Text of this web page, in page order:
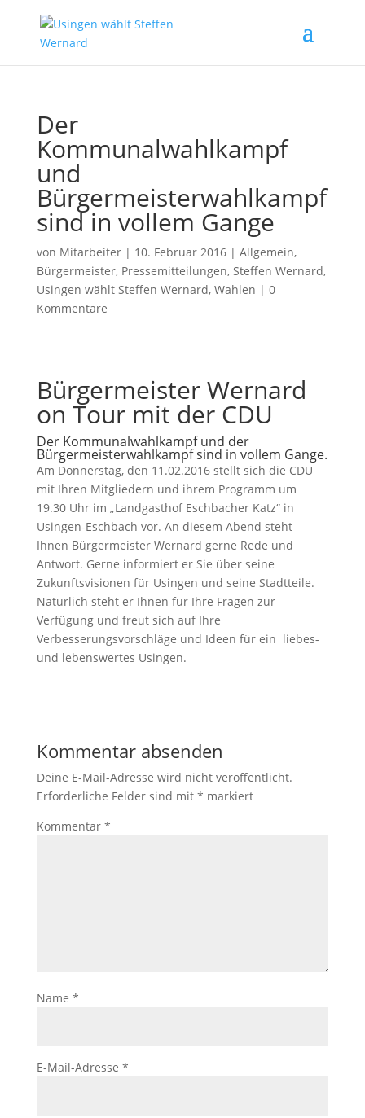
Der
Kommunalwahlkampf
und
Bürgermeisterwahlkampf
sind in vollem Gange
von Mitarbeiter| 10. Februar 2016| Allgemein,
Bürgermeister, Pressemitteilungen, Steffen Wernard,
Usingen wählt Steffen Wernard, Wahlen | 0
Kommentare
Bürgermeister Wernard
on Tour mit der CDU
Der Kommunalwahlkampf und der
Bürgermeisterwahlkampf sind in vollem Gange.
Am Donnerstag, den 11.02.2016 stellt sich die CDU
mit Ihren Mitgliedern und ihrem Programm um
19.30 Uhr im „Landgasthof Eschbacher Katz“ in
Usingen-Eschbach vor. An diesem Abend steht
Ihnen Bürgermeister Wernard gerne Rede und
Antwort. Gerne informiert er Sie über seine
Zukunftsvisionen für Usingen und seine Stadtteile.
Natürlich steht er Ihnen für Ihre Fragen zur
Verfügung und freut sich auf Ihre
Verbesserungsvorschläge und Ideen für ein liebes-
und lebenswertes Usingen.
Kommentar absenden
Deine E-Mail-Adresse wird nicht veröffentlicht.
Erforderliche Felder sind mit * markiert
Kommentar *
Name *
E-Mail-Adresse *